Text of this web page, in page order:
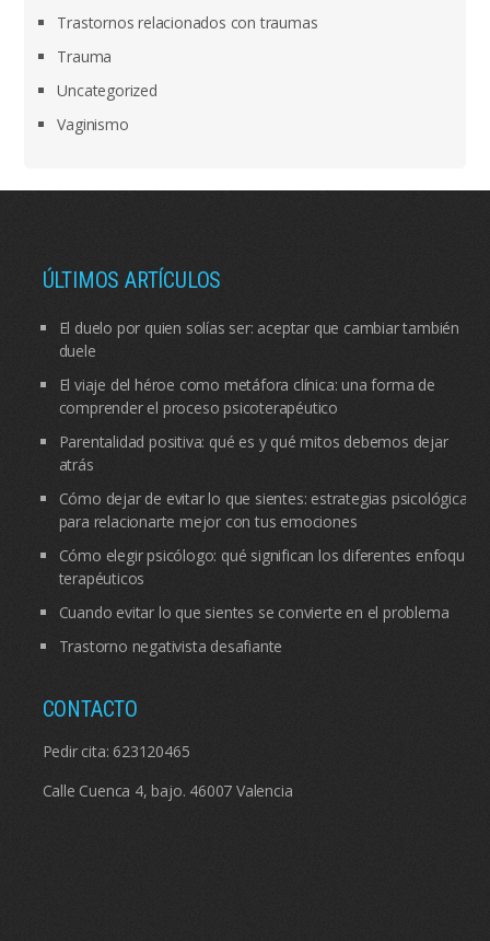
Trastornos relacionados con traumas
Trauma
Uncategorized
Vaginismo
ÚLTIMOS ARTÍCULOS
El duelo por quien solías ser: aceptar que cambiar también
duele
El viaje del héroe como metáfora clínica: una forma de
comprender el proceso psicoterapéutico
Parentalidad positiva: qué es y qué mitos debemos dejar
atrás
Cómo dejar de evitar lo que sientes: estrategias psicológicas
para relacionarte mejor con tus emociones
Cómo elegir psicólogo: qué significan los diferentes enfoques
terapéuticos
Cuando evitar lo que sientes se convierte en el problema
Trastorno negativista desafiante
CONTACTO
Pedir cita: 623120465
Calle Cuenca 4, bajo. 46007 Valencia